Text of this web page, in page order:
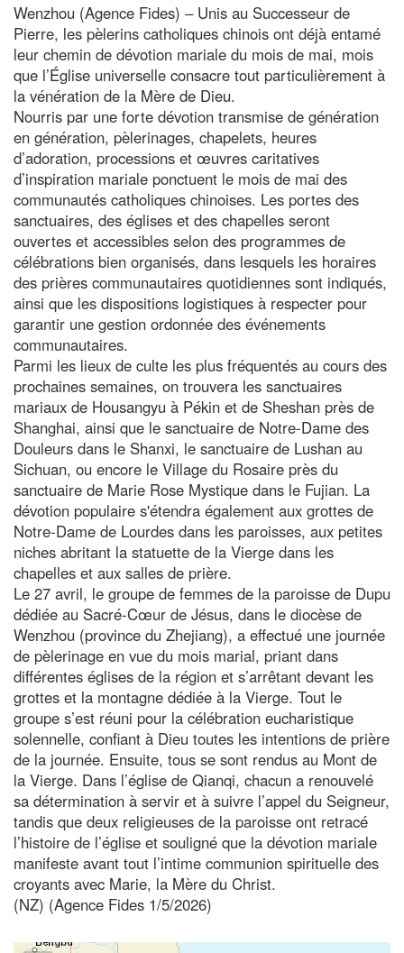
Wenzhou (Agence Fides) – Unis au Successeur de
Pierre, les pèlerins catholiques chinois ont déjà entamé
leur chemin de dévotion mariale du mois de mai, mois
que l’Église universelle consacre tout particulièrement à
la vénération de la Mère de Dieu.
Nourris par une forte dévotion transmise de génération
en génération, pèlerinages, chapelets, heures
d’adoration, processions et œuvres caritatives
d’inspiration mariale ponctuent le mois de mai des
communautés catholiques chinoises. Les portes des
sanctuaires, des églises et des chapelles seront
ouvertes et accessibles selon des programmes de
célébrations bien organisés, dans lesquels les horaires
des prières communautaires quotidiennes sont indiqués,
ainsi que les dispositions logistiques à respecter pour
garantir une gestion ordonnée des événements
communautaires.
Parmi les lieux de culte les plus fréquentés au cours des
prochaines semaines, on trouvera les sanctuaires
mariaux de Housangyu à Pékin et de Sheshan près de
Shanghai, ainsi que le sanctuaire de Notre-Dame des
Douleurs dans le Shanxi, le sanctuaire de Lushan au
Sichuan, ou encore le Village du Rosaire près du
sanctuaire de Marie Rose Mystique dans le Fujian. La
dévotion populaire s'étendra également aux grottes de
Notre-Dame de Lourdes dans les paroisses, aux petites
niches abritant la statuette de la Vierge dans les
chapelles et aux salles de prière.
Le 27 avril, le groupe de femmes de la paroisse de Dupu
dédiée au Sacré-Cœur de Jésus, dans le diocèse de
Wenzhou (province du Zhejiang), a effectué une journée
de pèlerinage en vue du mois marial, priant dans
différentes églises de la région et s’arrêtant devant les
grottes et la montagne dédiée à la Vierge. Tout le
groupe s’est réuni pour la célébration eucharistique
solennelle, confiant à Dieu toutes les intentions de prière
de la journée. Ensuite, tous se sont rendus au Mont de
la Vierge. Dans l’église de Qianqi, chacun a renouvelé
sa détermination à servir et à suivre l’appel du Seigneur,
tandis que deux religieuses de la paroisse ont retracé
l’histoire de l’église et souligné que la dévotion mariale
manifeste avant tout l’intime communion spirituelle des
croyants avec Marie, la Mère du Christ.
(NZ) (Agence Fides 1/5/2026)